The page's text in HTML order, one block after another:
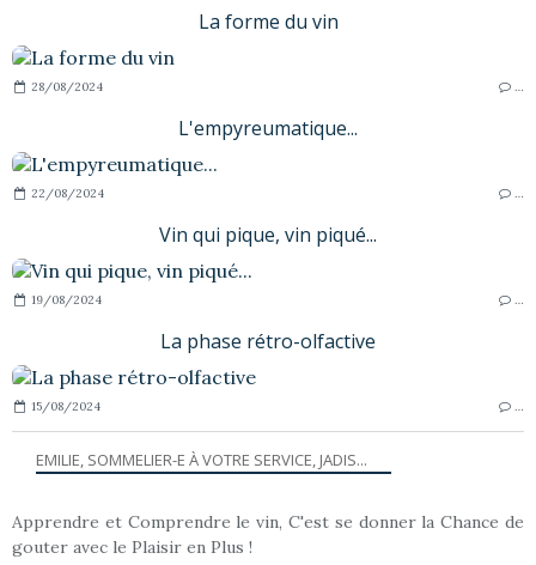
La forme du vin
28/08/2024
L'empyreumatique...
22/08/2024
Vin qui pique, vin piqué...
19/08/2024
La phase rétro-olfactive
15/08/2024
EMILIE, SOMMELIER-E À VOTRE SERVICE, JADIS...
Apprendre et Comprendre le vin, C'est se donner la Chance de
gouter avec le Plaisir en Plus !